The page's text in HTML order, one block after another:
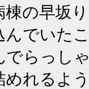
棟の早坂
んでいた
でらっし
めれるよ